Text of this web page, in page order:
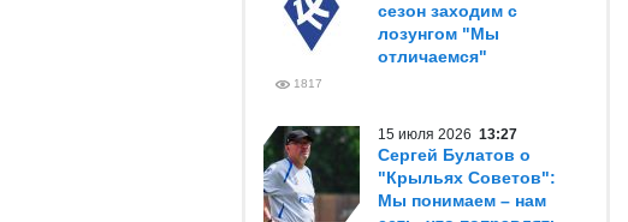
сезон заходим с
лозунгом "Мы
отличаемся"
1817
15 июля 2026 13:27
Сергей Булатов о
"Крыльях Советов":
Мы понимаем – нам